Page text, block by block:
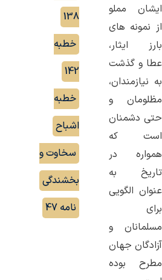
ایشان مملو
از نمونه ‌های
بارز ایثار،
عطا و گذشت
به نیازمندان،
مظلومان و
حتی دشمنان
است که
همواره در
تاریخ به
عنوان الگویی
برای
مسلمانان و
آزادگان جهان
مطرح بوده
138
خطبه
142
خطبه
اشباح
سخاوت و
بخشندگی
نامه 47